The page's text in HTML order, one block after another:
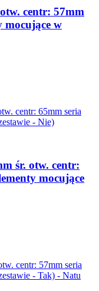
centr: 57mm
mocujące w
śr. otw. centr:
mocujące